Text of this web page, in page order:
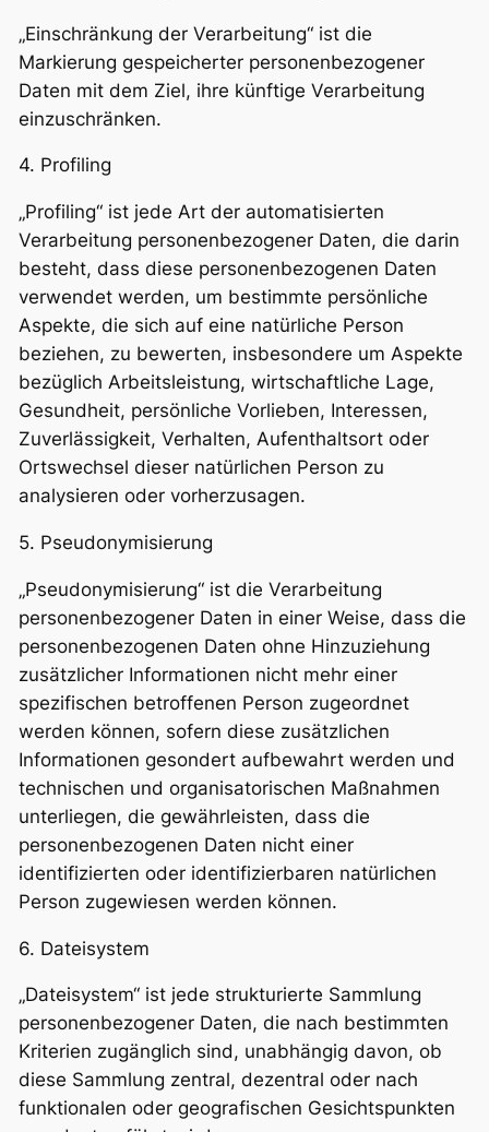
„Einschränkung der Verarbeitung“ ist die
Markierung gespeicherter personenbezogener
Daten mit dem Ziel, ihre künftige Verarbeitung
einzuschränken.
4. Profiling
„Profiling“ ist jede Art der automatisierten
Verarbeitung personenbezogener Daten, die darin
besteht, dass diese personenbezogenen Daten
verwendet werden, um bestimmte persönliche
Aspekte, die sich auf eine natürliche Person
beziehen, zu bewerten, insbesondere um Aspekte
bezüglich Arbeitsleistung, wirtschaftliche Lage,
Gesundheit, persönliche Vorlieben, Interessen,
Zuverlässigkeit, Verhalten, Aufenthaltsort oder
Ortswechsel dieser natürlichen Person zu
analysieren oder vorherzusagen.
5. Pseudonymisierung
„Pseudonymisierung“ ist die Verarbeitung
personenbezogener Daten in einer Weise, dass die
personenbezogenen Daten ohne Hinzuziehung
zusätzlicher Informationen nicht mehr einer
spezifischen betroffenen Person zugeordnet
werden können, sofern diese zusätzlichen
Informationen gesondert aufbewahrt werden und
technischen und organisatorischen Maßnahmen
unterliegen, die gewährleisten, dass die
personenbezogenen Daten nicht einer
identifizierten oder identifizierbaren natürlichen
Person zugewiesen werden können.
6. Dateisystem
„Dateisystem“ ist jede strukturierte Sammlung
personenbezogener Daten, die nach bestimmten
Kriterien zugänglich sind, unabhängig davon, ob
diese Sammlung zentral, dezentral oder nach
funktionalen oder geografischen Gesichtspunkten